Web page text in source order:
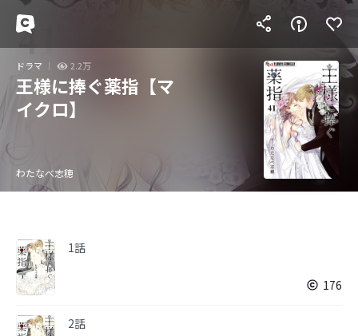
ドラマ 2.2万
王様に捧ぐ薬指【マ
イクロ】
わたなべ志穂
1話
176
2話